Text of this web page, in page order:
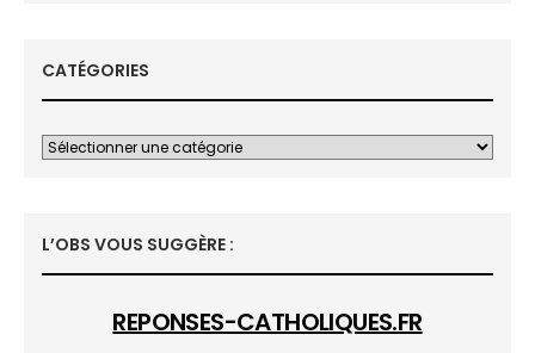
CATÉGORIES
L’OBS VOUS SUGGÈRE :
REPONSES-CATHOLIQUES.FR